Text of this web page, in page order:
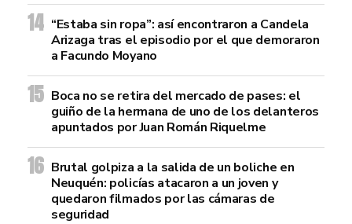
“Estaba sin ropa”: así encontraron a Candela
Arizaga tras el episodio por el que demoraron
a Facundo Moyano
Boca no se retira del mercado de pases: el
guiño de la hermana de uno de los delanteros
apuntados por Juan Román Riquelme
Brutal golpiza a la salida de un boliche en
Neuquén: policías atacaron a un joven y
quedaron filmados por las cámaras de
seguridad